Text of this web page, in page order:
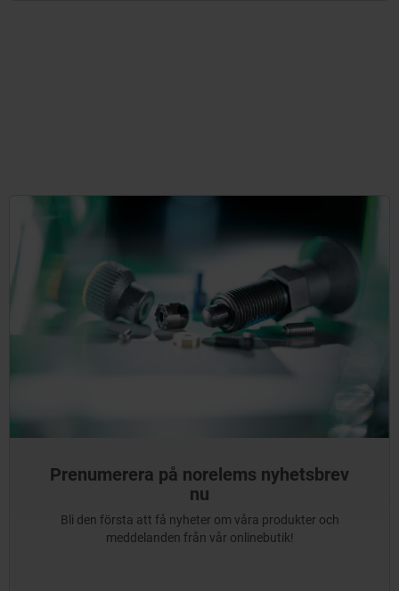
Prenumerera på norelems nyhetsbrev
nu
Bli den första att få nyheter om våra produkter och
meddelanden från vår onlinebutik!